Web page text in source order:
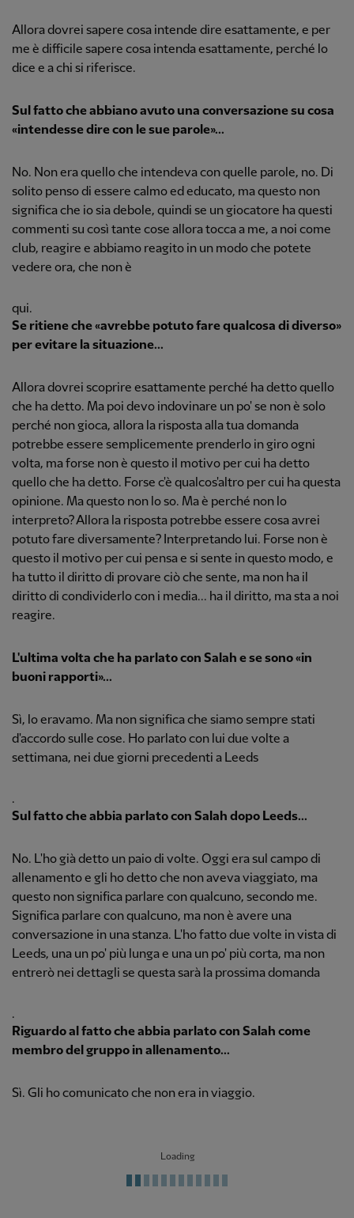
Allora dovrei sapere cosa intende dire esattamente, e per
me è difficile sapere cosa intenda esattamente, perché lo
dice e a chi si riferisce.
Sul fatto che abbiano avuto una conversazione su cosa
«intendesse dire con le sue parole»...
No. Non era quello che intendeva con quelle parole, no. Di
solito penso di essere calmo ed educato, ma questo non
significa che io sia debole, quindi se un giocatore ha questi
commenti su così tante cose allora tocca a me, a noi come
club, reagire e abbiamo reagito in un modo che potete
vedere ora, che non è
qui.
Se ritiene che «avrebbe potuto fare qualcosa di diverso»
per evitare la situazione...
Allora dovrei scoprire esattamente perché ha detto quello
che ha detto. Ma poi devo indovinare un po' se non è solo
perché non gioca, allora la risposta alla tua domanda
potrebbe essere semplicemente prenderlo in giro ogni
volta, ma forse non è questo il motivo per cui ha detto
quello che ha detto. Forse c'è qualcos'altro per cui ha questa
opinione. Ma questo non lo so. Ma è perché non lo
interpreto? Allora la risposta potrebbe essere cosa avrei
potuto fare diversamente? Interpretando lui. Forse non è
questo il motivo per cui pensa e si sente in questo modo, e
ha tutto il diritto di provare ciò che sente, ma non ha il
diritto di condividerlo con i media... ha il diritto, ma sta a noi
reagire.
L'ultima volta che ha parlato con Salah e se sono «in
buoni rapporti»...
Sì, lo eravamo. Ma non significa che siamo sempre stati
d'accordo sulle cose. Ho parlato con lui due volte a
settimana, nei due giorni precedenti a Leeds
.
Sul fatto che abbia parlato con Salah dopo Leeds...
No. L'ho già detto un paio di volte. Oggi era sul campo di
allenamento e gli ho detto che non aveva viaggiato, ma
questo non significa parlare con qualcuno, secondo me.
Significa parlare con qualcuno, ma non è avere una
conversazione in una stanza. L'ho fatto due volte in vista di
Leeds, una un po' più lunga e una un po' più corta, ma non
entrerò nei dettagli se questa sarà la prossima domanda
.
Riguardo al fatto che abbia parlato con Salah come
membro del gruppo in allenamento...
Sì. Gli ho comunicato che non era in viaggio.
Loading